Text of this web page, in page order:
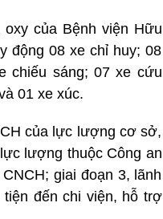
của Bệnh viện Hữu
động 08 xe chỉ huy; 08
chiếu sáng; 07 xe cứu
01 xe xúc.
của lực lượng cơ sở,
lượng thuộc Công an
giai đoạn 3, lãnh
đến chi viện, hỗ trợ